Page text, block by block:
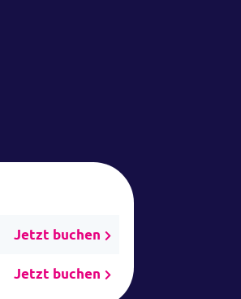
Jetzt buchen
Jetzt buchen